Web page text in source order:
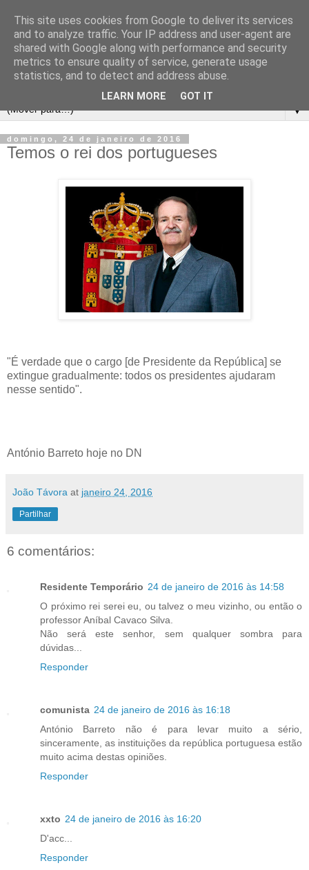
▼
domingo, 24 de janeiro de 2016
Temos o rei dos portugueses
"É verdade que o cargo [de Presidente da República] se
extingue gradualmente: todos os presidentes ajudaram
nesse sentido".
António Barreto hoje no DN
João Távora at janeiro 24, 2016
Partilhar
6 comentários:
Residente Temporário 24 de janeiro de 2016 às 14:58
O próximo rei serei eu, ou talvez o meu vizinho, ou então o
professor Aníbal Cavaco Silva.
Não será este senhor, sem qualquer sombra para
dúvidas...
Responder
comunista 24 de janeiro de 2016 às 16:18
António Barreto não é para levar muito a sério,
sinceramente, as instituições da república portuguesa estão
muito acima destas opiniões.
Responder
xxto 24 de janeiro de 2016 às 16:20
D'acc...
Responder
This site uses cookies from Google to deliver its services
and to analyze traffic. Your IP address and user-agent are
shared with Google along with performance and security
metrics to ensure quality of service, generate usage
statistics, and to detect and address abuse.
LEARN MORE GOT IT